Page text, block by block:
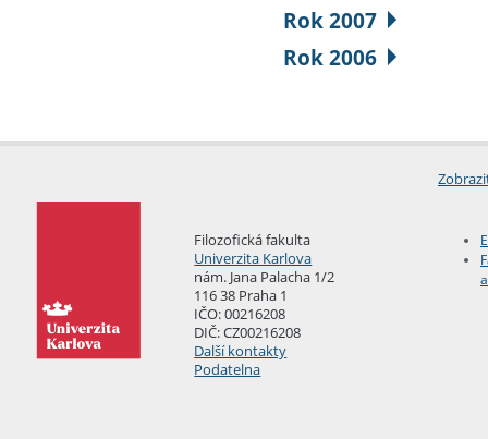
Rok 2007
Rok 2006
Filozofická fakulta
Univerzita Karlova
nám. Jana Palacha 1/2
116 38 Praha 1
IČO: 00216208
DIČ: CZ00216208
Další kontakty
Podatelna